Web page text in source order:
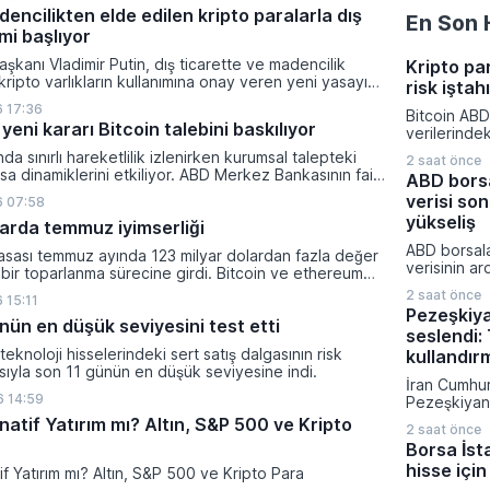
ve bitcoinin bu süreçte en hızlı tepki veren varlık
elde edilen kripto paralarla dış
başlıyor
Vladimir Putin, dış ticarette ve madencilik
varlıkların kullanımına onay veren yeni yasayı
bu düzenleme çerçevesinde madencilikten
paraların belirli şartlar altında dolaşımına ve menkul
kullanılmasına olanak sağlanıyor.
17:36
kararı Bitcoin talebini baskılıyor
sınırlı hareketlilik izlenirken kurumsal talepteki
dinamiklerini etkiliyor. ABD Merkez Bankasının faiz
dar bantta seyreden kripto para birimi, düzenleme
belirsizliklerle baskı altında kalmaya devam ediyor.
07:58
temmuz iyimserliği
temmuz ayında 123 milyar dolardan fazla değer
bir toparlanma sürecine girdi. Bitcoin ve ethereum
bu yükselişle birlikte toplam piyasa büyüklüğü
780 milyon dolar seviyesine ulaştı.
en düşük seviyesini test etti
hisselerindeki sert satış dalgasının risk
son 11 günün en düşük seviyesine indi.
14:59
Yatırım mı? Altın, S&P 500 ve Kripto
mı? Altın, S&P 500 ve Kripto Para
En Son
Kripto
risk
Bitcoin
kapattı.
dönemde
2 saat önce
ABD
verisi
yükseliş
ABD
verisinin
artırım
fiyatladı.
güçlü
yukarı
son
elde edildi.
2 saat önce
seslendi:
İran
Pezeşkiyan
diplomatik
vurgu
mesajı
2 saat önce
Borsa
hisse